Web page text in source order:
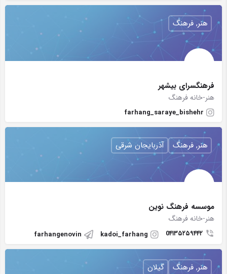
فرهنگسرای بیشهر
هنر-خانه فرهنگ
farhang_saraye_bishehr
هنر, فرهنگ
موسسه فرهنگ نوین
هنر-خانه فرهنگ
0۴۱۳۵۲۵۹۴۴۲ kadoi_farhang
farhangenovin
هنر, فرهنگ آذربایجان شرقی
هنر, فرهنگ گیلان